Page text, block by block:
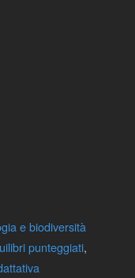
e biodiversità
punteggiati,